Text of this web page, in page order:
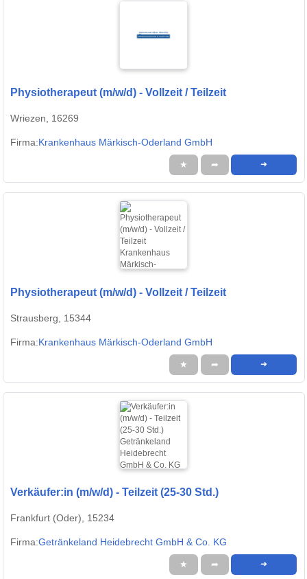
Physiotherapeut (m/w/d) - Vollzeit / Teilzeit
Wriezen, 16269
Firma:Krankenhaus Märkisch-Oderland GmbH
★ ➦ ➜
Physiotherapeut (m/w/d) - Vollzeit / Teilzeit
Strausberg, 15344
Firma:Krankenhaus Märkisch-Oderland GmbH
★ ➦ ➜
Verkäufer:in (m/w/d) - Teilzeit (25-30 Std.)
Frankfurt (Oder), 15234
Firma:Getränkeland Heidebrecht GmbH & Co. KG
★ ➦ ➜